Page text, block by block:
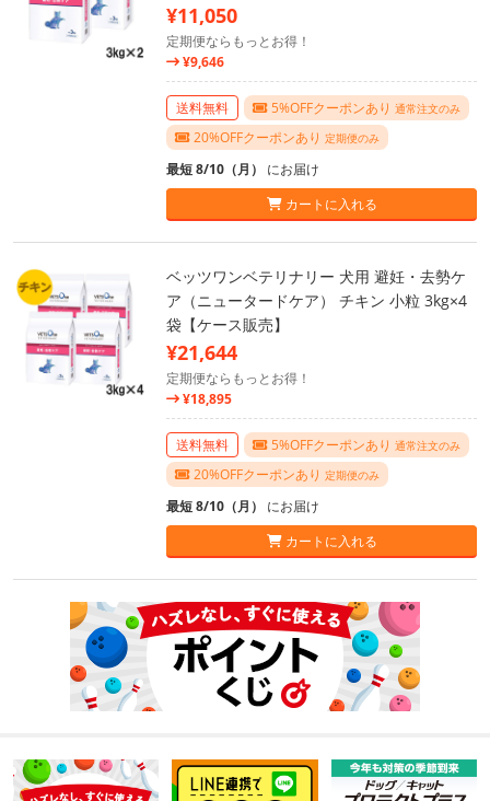
¥11,050
定期便ならもっとお得！
¥9,646
送料無料 5%OFFクーポンあり 通常注文のみ
20%OFFクーポンあり 定期便のみ
最短 8/10（月） にお届け
カートに入れる
ベッツワンベテリナリー 犬用 避妊・去勢ケ
ア（ニュータードケア） チキン 小粒 3kg×4
袋【ケース販売】
¥21,644
定期便ならもっとお得！
¥18,895
送料無料 5%OFFクーポンあり 通常注文のみ
20%OFFクーポンあり 定期便のみ
最短 8/10（月） にお届け
カートに入れる